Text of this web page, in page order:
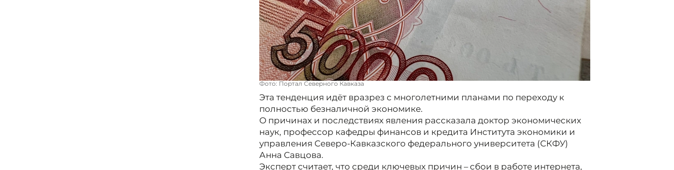
Фото: Портал Северного Кавказа
Эта тенденция идёт вразрез с многолетними планами по переходу к
полностью безналичной экономике.
О причинах и последствиях явления рассказала доктор экономических
наук, профессор кафедры финансов и кредита Института экономики и
управления Северо-Кавказского федерального университета (СКФУ)
Анна Савцова.
Эксперт считает, что среди ключевых причин – сбои в работе интернета,